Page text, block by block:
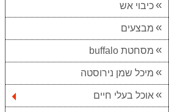
כיבוי אש
מבצעים
מסחטת buffalo
מיכל שמן נירוסטה
אוכל בעלי חיים